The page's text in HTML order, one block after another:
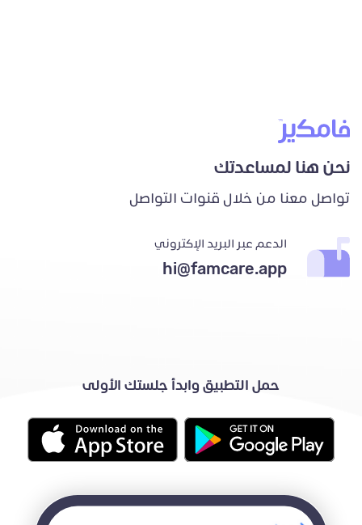
نحن هنا لمساعدتك
تواصل معنا من خلال قنوات التواصل
الدعم عبر البريد الإكتروني
hi@famcare.app
حمل التطبيق وابدأ جلستك الأولى